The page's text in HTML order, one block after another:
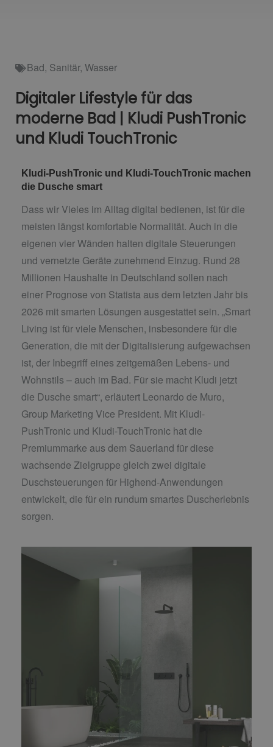
Bad, Sanitär, Wasser
Digitaler Lifestyle für das
moderne Bad | Kludi PushTronic
und Kludi TouchTronic
Kludi-PushTronic und Kludi-TouchTronic machen
die Dusche smart
Dass wir Vieles im Alltag digital bedienen, ist für die
meisten längst komfortable Normalität. Auch in die
eigenen vier Wänden halten digitale Steuerungen
und vernetzte Geräte zunehmend Einzug. Rund 28
Millionen Haushalte in Deutschland sollen nach
einer Prognose von Statista aus dem letzten Jahr bis
2026 mit smarten Lösungen ausgestattet sein. „Smart
Living ist für viele Menschen, insbesondere für die
Generation, die mit der Digitalisierung aufgewachsen
ist, der Inbegriff eines zeitgemäßen Lebens- und
Wohnstils – auch im Bad. Für sie macht Kludi jetzt
die Dusche smart“, erläutert Leonardo de Muro,
Group Marketing Vice President. Mit Kludi-
PushTronic und Kludi-TouchTronic hat die
Premiummarke aus dem Sauerland für diese
wachsende Zielgruppe gleich zwei digitale
Duschsteuerungen für Highend-Anwendungen
entwickelt, die für ein rundum smartes Duscherlebnis
sorgen.